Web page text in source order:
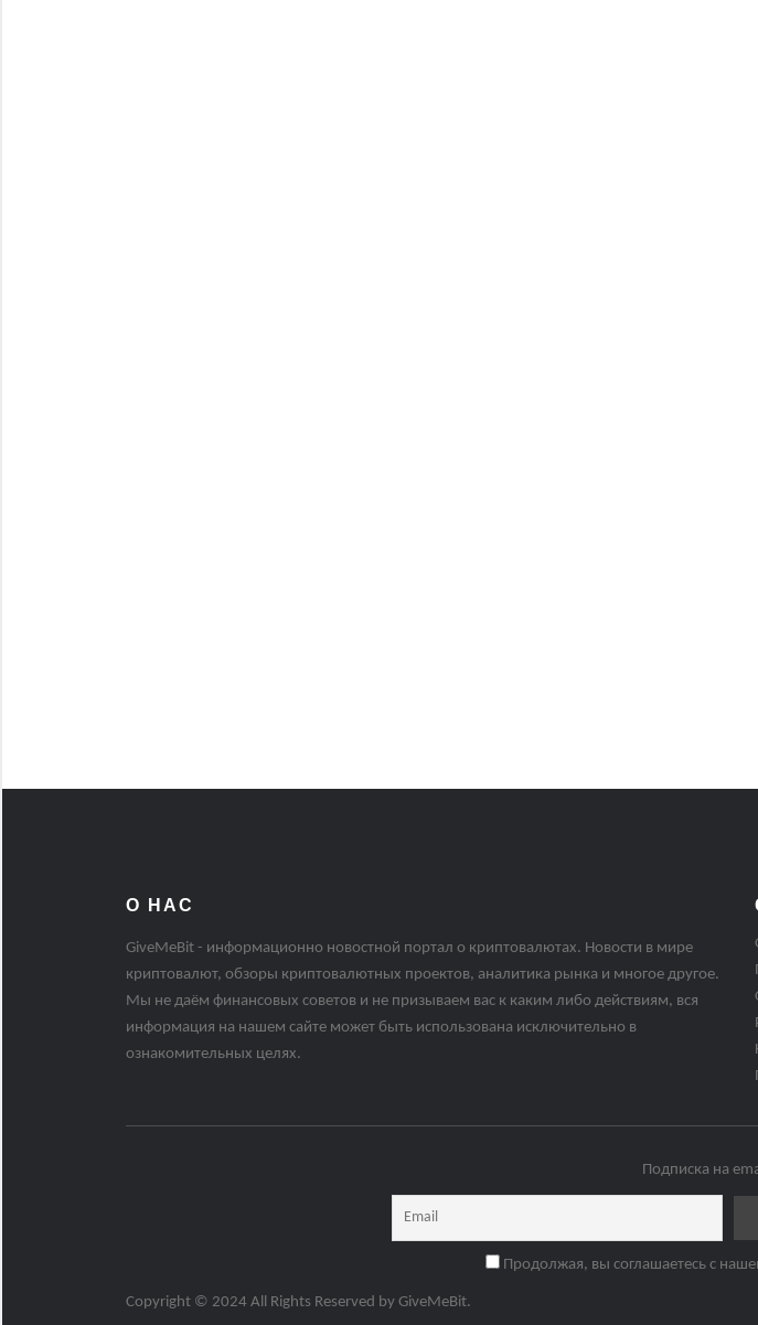
О НАС
GiveMeBit - информационно новостной портал о криптовалютах. Новости в мире
криптовалют, обзоры криптовалютных проектов, аналитика рынка и многое другое.
Мы не даём финансовых советов и не призываем вас к каким либо действиям, вся
информация на нашем сайте может быть использована исключительно в
ознакомительных целях.
Подписка на
Продолжая, вы соглашаетесь с
Copyright © 2024 All Rights Reserved by GiveMeBit.